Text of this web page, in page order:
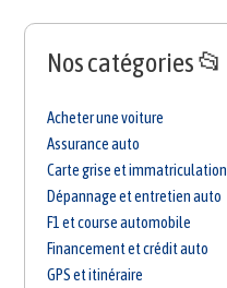
Nos catégories 📂
Acheter une voiture
Assurance auto
Carte grise et immatriculation
Dépannage et entretien auto
F1 et course automobile
Financement et crédit auto
GPS et itinéraire